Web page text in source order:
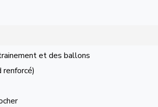
et des ballons